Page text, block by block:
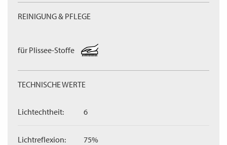
REINIGUNG & PFLEGE
für Plissee-Stoffe
TECHNISCHE WERTE
Lichtechtheit: 6
Lichtreflexion: 75%